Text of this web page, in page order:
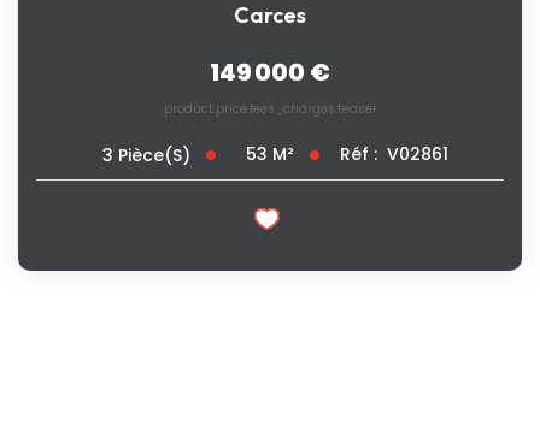
Carces
149 000 €
product.price.fees_charges.teaser
3 Pièce(s) 53 M² Réf : V02861